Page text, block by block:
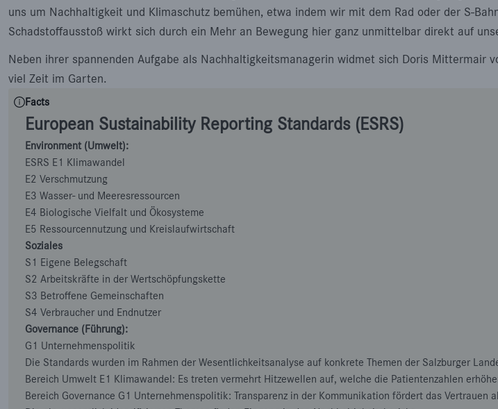
uns um Nachhaltigkeit und Klimaschutz bemühen, etwa indem wir mit dem Rad oder der S-
Schadstoffausstoß wirkt sich durch ein Mehr an Bewegung hier ganz unmittelbar direkt auf
Neben ihrer spannenden Aufgabe als Nachhaltigkeitsmanagerin widmet sich Doris
viel Zeit im Garten.
Facts
European Sustainability Reporting Standards (ESRS)
Environment (Umwelt):
ESRS E1 Klimawandel
E2 Verschmutzung
E3 Wasser- und Meeresressourcen
E4 Biologische Vielfalt und Ökosysteme
E5 Ressourcennutzung und Kreislaufwirtschaft
Soziales
S1 Eigene Belegschaft
S2 Arbeitskräfte in der Wertschöpfungskette
S3 Betroffene Gemeinschaften
S4 Verbraucher und Endnutzer
Governance (Führung):
G1 Unternehmenspolitik
Die Standards wurden im Rahmen der Wesentlichkeitsanalyse auf konkrete Themen der Salzburger
Bereich Umwelt E1 Klimawandel: Es treten vermehrt Hitzewellen auf, welche die Patientenzahlen
Bereich Governance G1 Unternehmenspolitik: Transparenz in der Kommunikation fördert das Vertrauen